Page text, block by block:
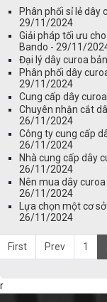
Phân phối sỉ lẻ dây
29/11/2024
Giải pháp tối ưu
Bando - 29/11/
Đại lý dây curoa
Phân phối dây
29/11/2024
Cung cấp dây
Chuyên nhận cắt
26/11/2024
Công ty cung cấp
26/11/2024
Nhà cung cấp dây
26/11/2024
Nên mua dây
26/11/2024
Lựa chọn một cơ
26/11/2024
First Prev 1
r